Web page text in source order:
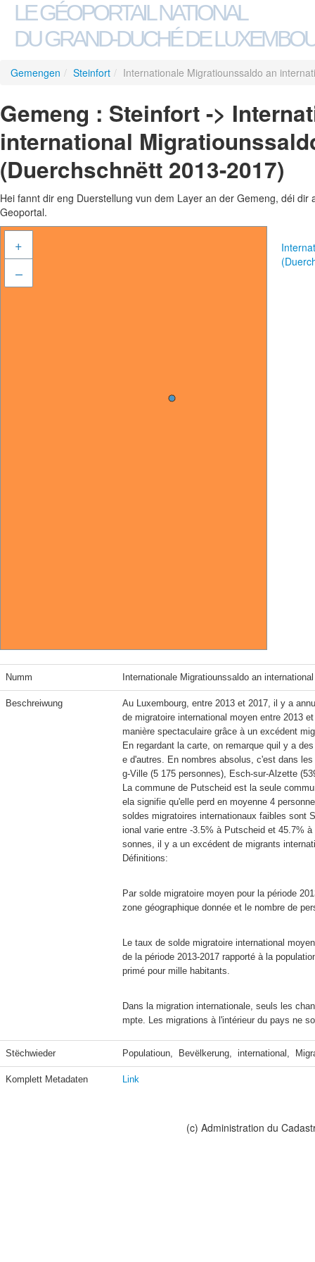
LE GÉOPORTAIL NATIONAL
DU GRAND-DUCHÉ DE
Gemengen / Steinfort / Internationale Migratiounssaldo an
Gemeng : Steinfort ->
international
(Duerchschnëtt 2013-2017)
Hei fannt dir eng Duerstellung vun dem Layer an der Gemeng, déi
Geoportal.
+
–
Numm Internationale Migratiounssaldo an
Beschreiwung
Au Luxembourg, entre 2013 et 2017, il y a
de migratoire international moyen entre 2013
manière spectaculaire grâce à un excédent
En regardant la carte, on remarque quil y a
e d'autres. En nombres absolus, c'est dans
g-Ville (5 175 personnes), Esch-sur-Alzette
La commune de Putscheid est la seule
ela signifie qu'elle perd en moyenne 4
soldes migratoires internationaux faibles sont
ional varie entre -3.5% à Putscheid et 45.7%
Définitions:
Par solde migratoire moyen pour la période
zone géographique donnée et le nombre de
Le taux de solde migratoire international
de la période 2013-2017 rapporté à la
primé pour mille habitants.
Dans la migration internationale, seuls les
Stëchwieder Populatioun,  Bevëlkerung,  international,
Komplett Metadaten Link
(c) Administration du